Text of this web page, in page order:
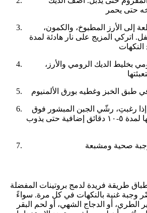
إلى الأرز المطبوخ، والكمون،
اتركي المزيج على نار هادئة لمدة
بخليط الديك الرومي والأرز،
٣٠ دقيقة. إذا رغبتِ، رشّي الجبن المبشور فوق
الفلفل المحشو، واخبزيها لمدة ٥-١٠ دقائق إضافية حتى يذوب
طريقة فريدة لدمج بروتينات المفضلة
وجبة غنية بالنكهات في كل مرة. سواءً
الطري، أو الدجاج الشهي، أو لحم البقر